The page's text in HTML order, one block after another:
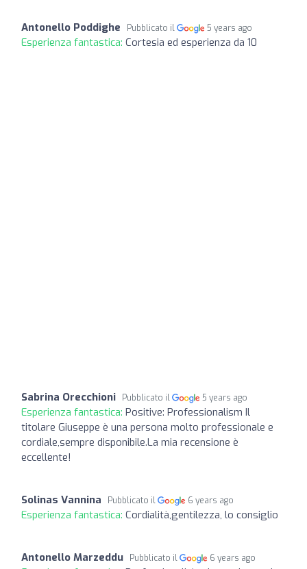
Antonello Poddighe Pubblicato il 5 years ago
Esperienza fantastica: Cortesia ed esperienza da 10
Sabrina Orecchioni Pubblicato il 5 years ago
Esperienza fantastica: Positive: Professionalism Il
titolare Giuseppe è una persona molto professionale e
cordiale,sempre disponibile.La mia recensione è
eccellente!
Solinas Vannina Pubblicato il 6 years ago
Esperienza fantastica: Cordialità,gentilezza, lo consiglio
Antonello Marzeddu Pubblicato il 6 years ago